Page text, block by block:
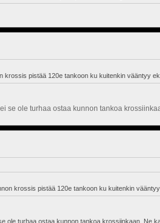
pistää 120e tankoon ku kuitenkin vääntyy
se ole turhaa ostaa kunnon tankoa
krossis pistää 120e tankoon ku kuitenkin
ole turhaa ostaa kunnon tankoa krossiinkaan. Ne